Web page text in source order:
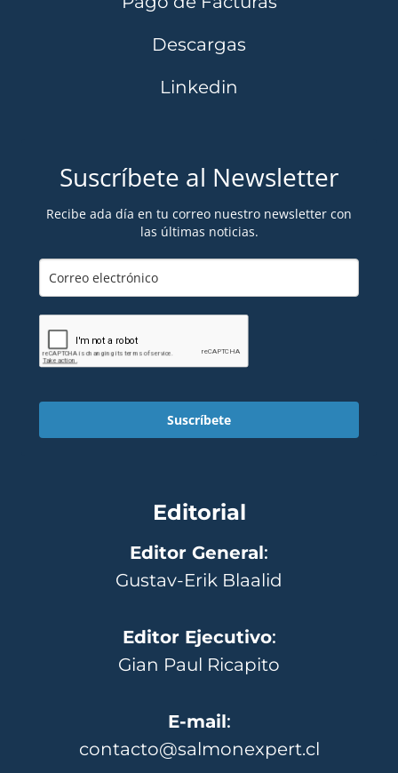
Descargas
Linkedin
Suscríbete al Newsletter
Recibe ada día en tu correo nuestro newsletter con
las últimas noticias.
Suscríbete
Editorial
Editor General:
Gustav-Erik Blaalid
Editor Ejecutivo:
Gian Paul Ricapito
E-mail:
contacto@salmonexpert.cl